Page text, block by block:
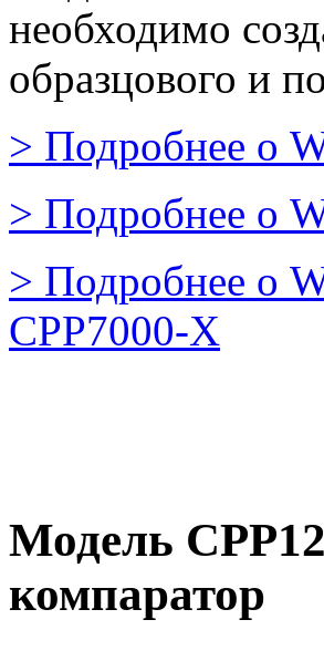
необходимо
образцового и
> Подробнее о
> Подробнее о
> Подробнее о
CPP7000-X
Модель
компаратор